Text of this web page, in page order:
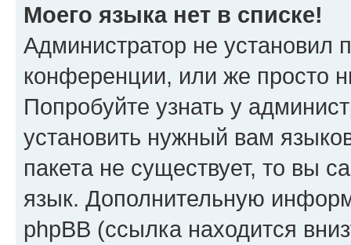
Моего языка нет в списке!
Администратор не установил
конференции, или же просто
Попробуйте узнать у
установить нужный вам
пакета не существует, то вы
язык. Дополнительную
phpBB (ссылка находится